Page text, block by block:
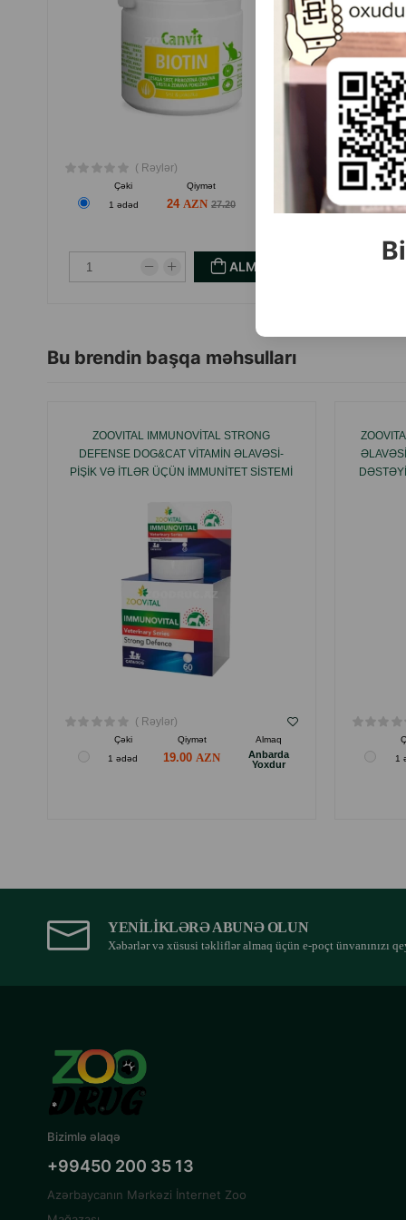
( Rəylər)
Çəki Qiymət
1 ədəd
24 27.20
ALMAQ
Bu brendin başqa məhsulları
ZOOVITAL IMMUNOVITAL STRONG
DEFENSE DOG&CAT VITAMIN ƏLAVƏSI-
PIŞIK VƏ ITLƏR ÜÇÜN IMMUNITET SISTEMI
( Rəylər)
Çəki Qiymət
Almaq
1 ədəd
19.00
Anbarda
Yoxdur
1
YENILIKLƏRƏ ABUNƏ OLUN
Xəbərlər və xüsusi təkliflər almaq üçün e-poçt ünvanınızı
Bizimlə əlaqə
+99450 200 35 13
Azərbaycanın Mərkəzi İnternet Zoo